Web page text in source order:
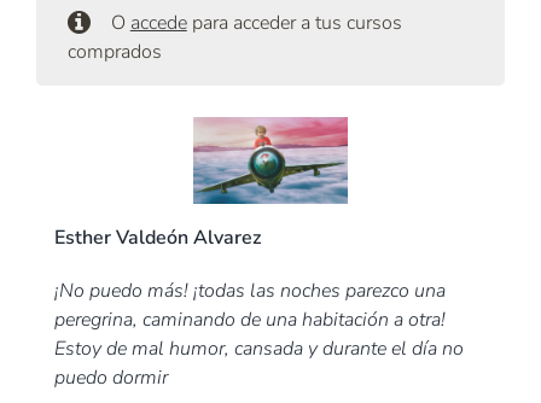
O accedepara acceder a tus cursos
comprados
Esther Valdeón Alvarez
¡No puedo más! ¡todas las noches parezco una
peregrina, caminando de una habitación a otra!
Estoy de mal humor, cansada y durante el día no
puedo dormir